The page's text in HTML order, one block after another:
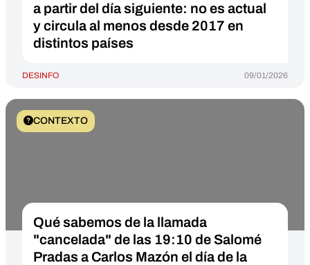
a partir del día siguiente: no es actual
y circula al menos desde 2017 en
distintos países
DESINFO 09/01/2026
CONTEXTO
Qué sabemos de la llamada
"cancelada" de las 19:10 de Salomé
Pradas a Carlos Mazón el día de la